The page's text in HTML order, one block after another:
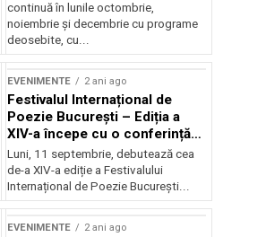
continuă în lunile octombrie,
noiembrie şi decembrie cu programe
deosebite, cu...
EVENIMENTE 2 ani ago
Festivalul Internațional de
Poezie București – Ediția a
XIV-a începe cu o conferință
despre limba română
susținută de Marco Lucchesi
Luni, 11 septembrie, debutează cea
de-a XIV-a ediție a Festivalului
Internațional de Poezie București...
EVENIMENTE 2 ani ago